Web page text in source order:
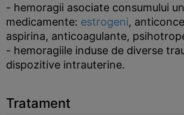
- hemoragii asociate consumului
medicamente: estrogeni,
aspirina, anticoagulante,
- hemoragiile induse de diverse
dispozitive intrauterine.
Tratament